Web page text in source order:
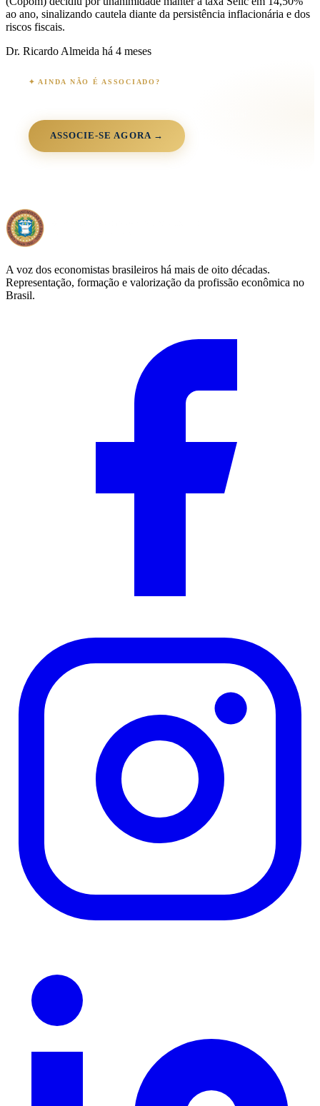
ao ano, sinalizando cautela diante da persistência inflacionária e dos
riscos fiscais.
Dr. Ricardo Almeida há 4 meses
✦ AINDA NÃO É ASSOCIADO?
ASSOCIE-SE AGORA →
A voz dos economistas brasileiros há mais de oito décadas.
Representação, formação e valorização da profissão econômica no
Brasil.